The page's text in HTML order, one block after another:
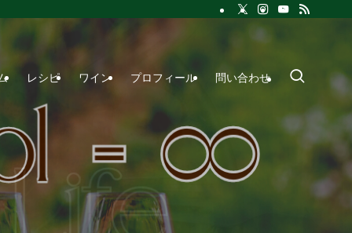
レシピ ワイン プロフィール 問い合わせ